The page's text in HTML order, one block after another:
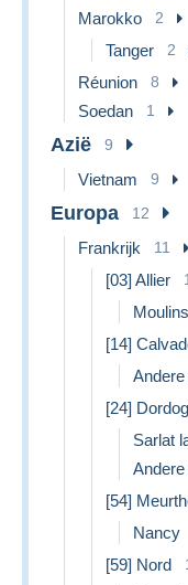
Marokko 2
Tanger 2
Réunion 8
Soedan 1
Azië 9
Vietnam 9
Europa 12
Frankrijk 11
[03] Allier 1
Moulins
[14]
[24]
Sarlat
[54]
Nancy
[59] Nord